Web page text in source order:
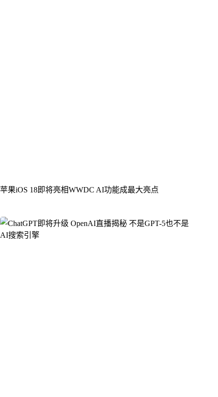
苹果iOS 18即将亮相WWDC AI功能成最大亮点